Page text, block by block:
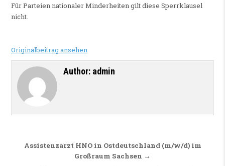
Für Parteien nationaler Minderheiten gilt diese Sperrklausel
nicht.
Originalbeitrag ansehen
Author: admin
Beitragsnavigation
Assistenzarzt HNO in Ostdeutschland (m/w/d) im
Großraum Sachsen →